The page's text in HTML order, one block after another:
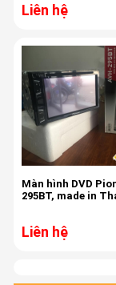
Liên hệ
Màn hình DVD
295BT, made in
Liên hệ